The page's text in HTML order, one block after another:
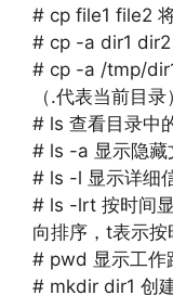
# cp file1 file2
# cp -a dir1 dir2
# cp -a /tmp/
（.代表当前目录）
# ls 查看目录中
# ls -a 显示隐藏
# ls -l 显示详细
# ls -lrt 按时间
向排序，t表示按
# pwd 显示工作
# mkdir dir1 创建